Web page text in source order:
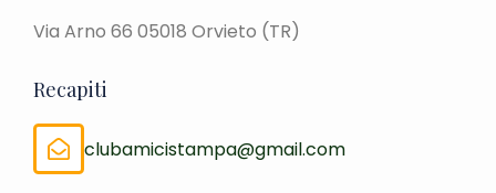
Via Arno 66 05018 Orvieto (TR)
Recapiti
clubamicistampa@gmail.com